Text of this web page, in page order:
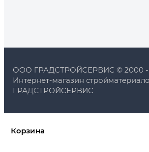
ООО ГРАДСТРОЙСЕРВИС © 2000 -
Интернет-магазин
ГРАДСТРОЙСЕРВИС
Корзина